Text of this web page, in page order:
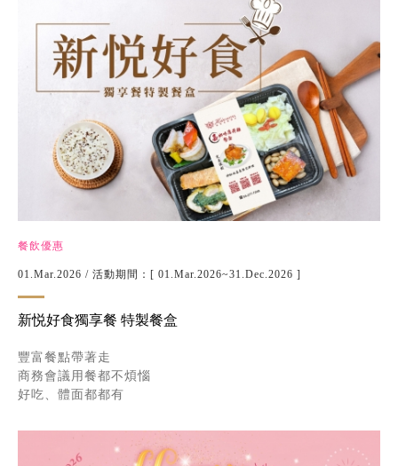
餐飲優惠
01.Mar.2026 / 活動期間：[ 01.Mar.2026~31.Dec.2026 ]
新悦好食獨享餐 特製餐盒
豐富餐點帶著走
商務會議用餐都不煩惱
好吃、體面都都有